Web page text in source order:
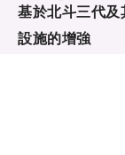
項目及資
活動及消
基於北斗三代及
設施的增強